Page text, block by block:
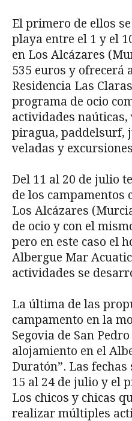
El primero de ellos
playa entre el 1 y el
en Los Alcázares
535 euros y ofrecerá
Residencia Las
programa de ocio
actividades
piragua, paddelsurf,
veladas y
Del 11 al 20 de julio
de los campamentos
Los Alcázares
de ocio y con el
pero en este caso el
Albergue Mar
actividades se
La última de las
campamento en la
Segovia de San
alojamiento en el
Duratón”. Las
15 al 24 de julio y el
Los chicos y chicas
realizar múltiples